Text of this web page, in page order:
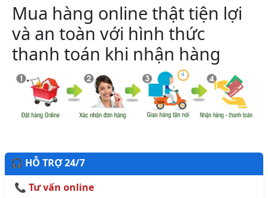
Mua hàng online thật tiện lợi
và an toàn với hình thức
thanh toán khi nhận hàng
🎧 HỖ TRỢ 24/7
📞 Tư vấn online